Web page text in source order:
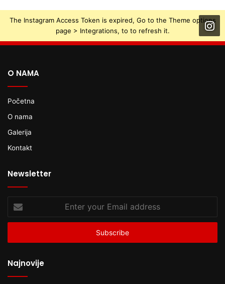
The Instagram Access Token is expired, Go to the Theme options
page > Integrations, to to refresh it.
O NAMA
Početna
O nama
Galerija
Kontakt
Newsletter
your
Email
Najnovije